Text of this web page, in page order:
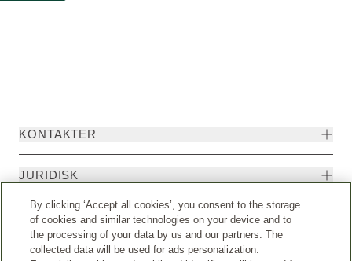
KONTAKTER
JURIDISK
By clicking ‘Accept all cookies’, you consent to the storage
of cookies and similar technologies on your device and to
the processing of your data by us and our partners. The
collected data will be used for ads personalization.